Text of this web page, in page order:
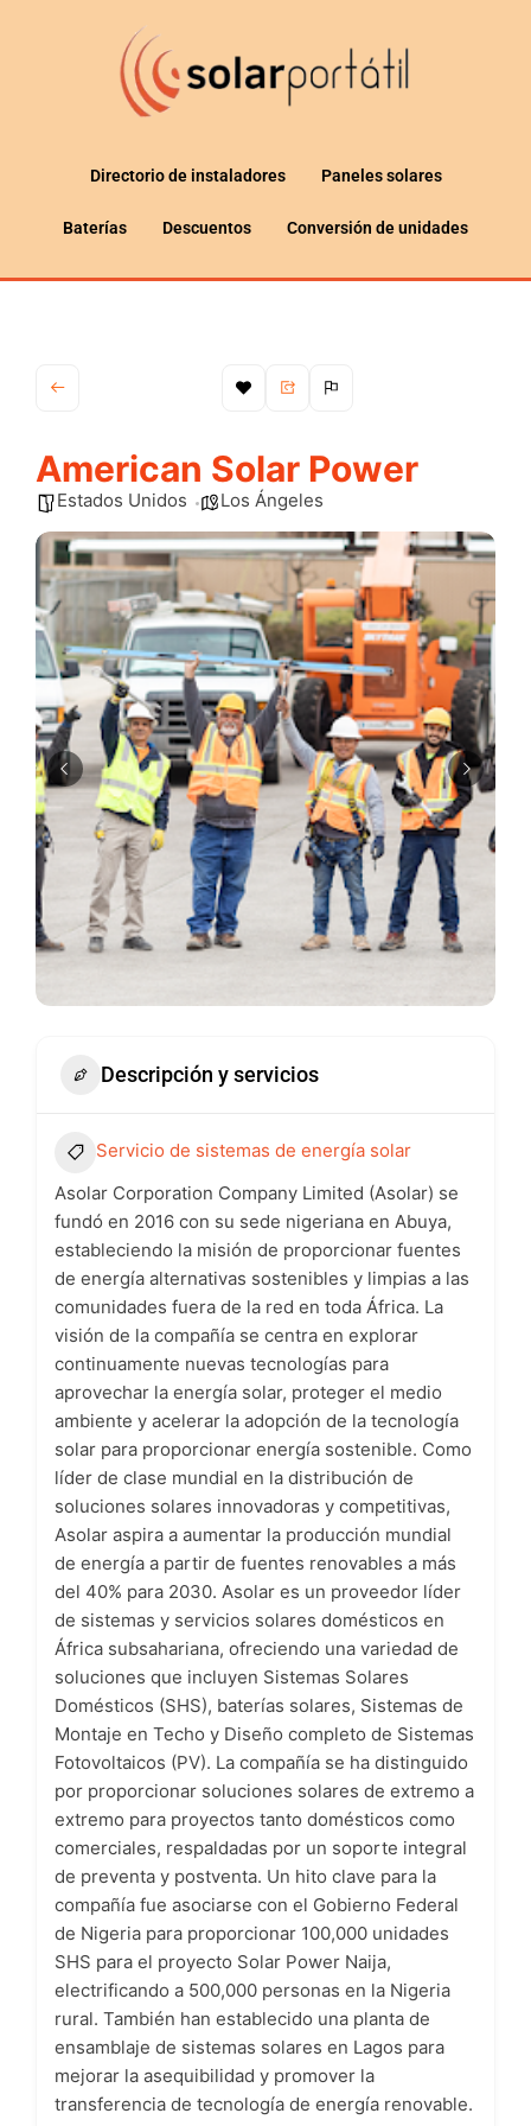
Directorio de instaladores Paneles solares
Baterías Descuentos Conversión de unidades
American Solar Power
Estados Unidos Los Ángeles
Descripción y servicios
Servicio de sistemas de energía solar
Asolar Corporation Company Limited (Asolar) se
fundó en 2016 con su sede nigeriana en Abuya,
estableciendo la misión de proporcionar fuentes
de energía alternativas sostenibles y limpias a las
comunidades fuera de la red en toda África. La
visión de la compañía se centra en explorar
continuamente nuevas tecnologías para
aprovechar la energía solar, proteger el medio
ambiente y acelerar la adopción de la tecnología
solar para proporcionar energía sostenible. Como
líder de clase mundial en la distribución de
soluciones solares innovadoras y competitivas,
Asolar aspira a aumentar la producción mundial
de energía a partir de fuentes renovables a más
del 40% para 2030. Asolar es un proveedor líder
de sistemas y servicios solares domésticos en
África subsahariana, ofreciendo una variedad de
soluciones que incluyen Sistemas Solares
Domésticos (SHS), baterías solares, Sistemas de
Montaje en Techo y Diseño completo de Sistemas
Fotovoltaicos (PV). La compañía se ha distinguido
por proporcionar soluciones solares de extremo a
extremo para proyectos tanto domésticos como
comerciales, respaldadas por un soporte integral
de preventa y postventa. Un hito clave para la
compañía fue asociarse con el Gobierno Federal
de Nigeria para proporcionar 100,000 unidades
SHS para el proyecto Solar Power Naija,
electrificando a 500,000 personas en la Nigeria
rural. También han establecido una planta de
ensamblaje de sistemas solares en Lagos para
mejorar la asequibilidad y promover la
transferencia de tecnología de energía renovable.